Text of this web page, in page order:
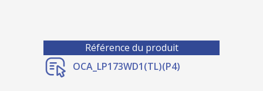
Référence du produit
OCA_LP173WD1(TL)(P4)